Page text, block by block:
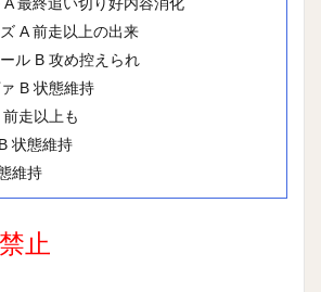
A 前走以上の出来
ル B 攻め控えられ
B 状態維持
走以上も
状態維持
維持
止